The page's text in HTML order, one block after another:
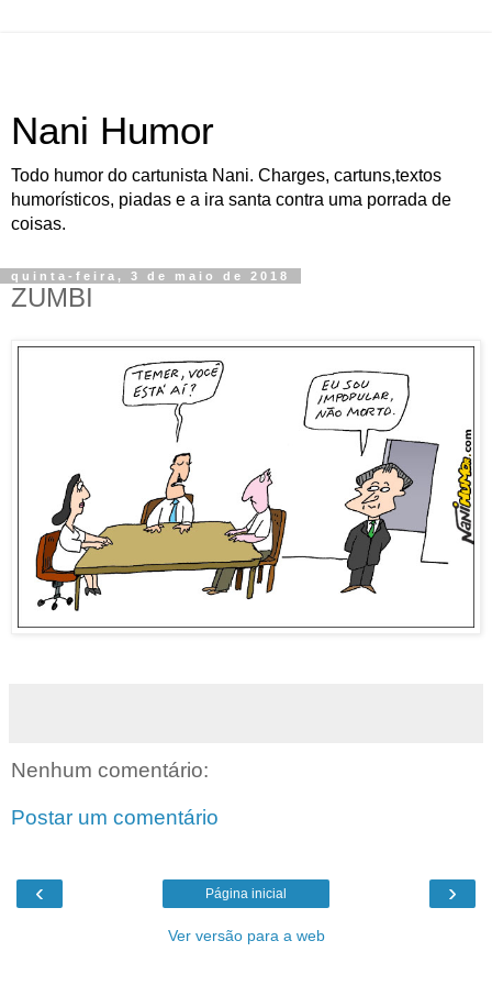
Nani Humor
Todo humor do cartunista Nani. Charges, cartuns,textos
humorísticos, piadas e a ira santa contra uma porrada de
coisas.
quinta-feira, 3 de maio de 2018
ZUMBI
Nenhum comentário:
Postar um comentário
‹ ›
Página inicial
Ver versão para a web